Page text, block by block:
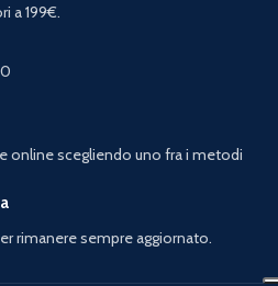
a 199€.
online scegliendo uno fra i metodi
rimanere sempre aggiornato.